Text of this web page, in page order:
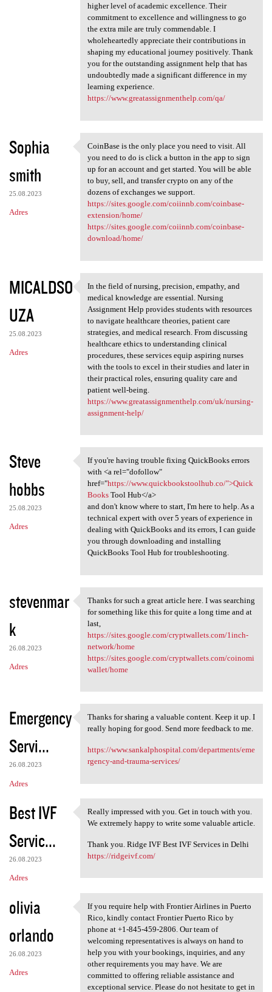
higher level of academic excellence. Their
commitment to excellence and willingness to go
the extra mile are truly commendable. I
wholeheartedly appreciate their contributions in
shaping my educational journey positively. Thank
you for the outstanding assignment help that has
undoubtedly made a significant difference in my
learning experience.
https://www.greatassignmenthelp.com/qa/
Sophia
smith
25.08.2023
Adres
CoinBase is the only place
CoinBase is the only place you need to visit. All
you need to do is click a button in the app to sign
up for an account and get started. You will be able
to buy, sell, and transfer crypto on any of the
dozens of exchanges we support.
https://sites.google.com/coiinnb.com/coinbase-
extension/home/
https://sites.google.com/coiinnb.com/coinbase-
download/home/
MICALDSO
UZA
25.08.2023
Adres
In the field of nursing,
In the field of nursing, precision, empathy, and
medical knowledge are essential. Nursing
Assignment Help provides students with resources
to navigate healthcare theories, patient care
strategies, and medical research. From discussing
healthcare ethics to understanding clinical
procedures, these services equip aspiring nurses
with the tools to excel in their studies and later in
their practical roles, ensuring quality care and
patient well-being.
https://www.greatassignmenthelp.com/uk/nursing-
assignment-help/
Steve
hobbs
25.08.2023
Adres
If you're having trouble
If you're having trouble fixing QuickBooks errors
with <a rel="dofollow"
href="https://www.quickbookstoolhub.co/">Quick
BooksTool Hub</a>
and don't know where to start, I'm here to help. As a
technical expert with over 5 years of experience in
dealing with QuickBooks and its errors, I can guide
you through downloading and installing
QuickBooks Tool Hub for troubleshooting.
stevenmar
k
26.08.2023
Adres
Thanks for such a great
Thanks for such a great article here. I was searching
for something like this for quite a long time and at
last,
https://sites.google.com/cryptwallets.com/1inch-
network/home
https://sites.google.com/cryptwallets.com/coinomi
wallet/home
Emergency
Servi...
26.08.2023
Adres
Thanks for sharing a valuable
Thanks for sharing a valuable content. Keep it up. I
really hoping for good. Send more feedback to me.
https://www.sankalphospital.com/departments/eme
rgency-and-trauma-services/
Best IVF
Servic...
26.08.2023
Adres
Really impressed with you.
Really impressed with you. Get in touch with you.
We extremely happy to write some valuable article.
Thank you. Ridge IVF Best IVF Services in Delhi
https://ridgeivf.com/
olivia
orlando
26.08.2023
Adres
If you require help with
If you require help with Frontier Airlines in Puerto
Rico, kindly contact Frontier Puerto Rico by
phone at +1-845-459-2806. Our team of
welcoming representatives is always on hand to
help you with your bookings, inquiries, and any
other requirements you may have. We are
committed to offering reliable assistance and
exceptional service. Please do not hesitate to get in